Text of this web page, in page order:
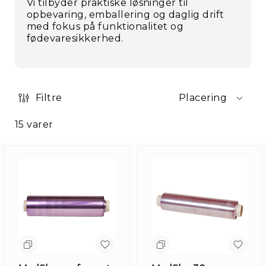
Vi tilbyder praktiske løsninger til
opbevaring, emballering og daglig drift
med fokus på funktionalitet og
fødevaresikkerhed.
15 varer
Filtre Placering